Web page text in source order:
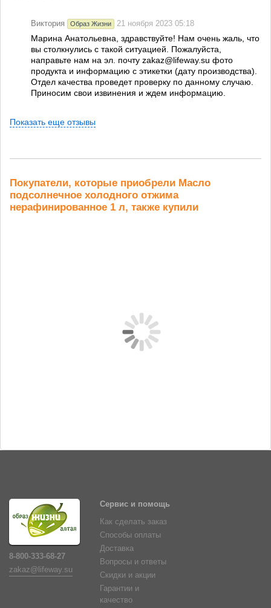
Виктория Образ Жизни 21 ноября 2023 05:18
Марина Анатольевна, здравствуйте! Нам очень жаль, что
вы столкнулись с такой ситуацией. Пожалуйста,
направьте нам на эл. почту zakaz@lifeway.su фото
продукта и информацию с этикетки (дату производства).
Отдел качества проведет проверку по данному случаю.
Приносим свои извинения и ждем информацию.
Показать еще отзывы
Покупатели, которые приобрели Масло
подсолнечное холодного отжима
нерафинированное 1 л, также купили
580 руб.
8-800-333-68-27
zakaz@lifeway.su
Сервис и помощь
Как сделать заказ
Способы оплаты
Доставка
Вопросы и ответы
Скидки и акции
Гарантии и
качество